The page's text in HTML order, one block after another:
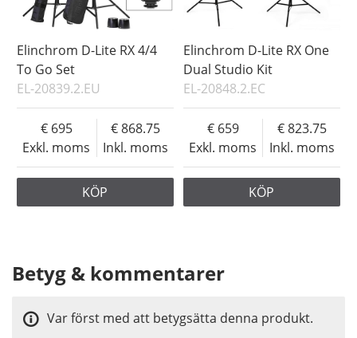
Elinchrom D-Lite RX 4/4
To Go Set
EL-20839.2.EU
Exkl. moms
695
Inkl. moms
868.75
KÖP
Elinchrom D-Lite RX One
Dual Studio Kit
EL-20848.2.EC
Exkl. moms
659
Inkl. moms
823.75
KÖP
Betyg & kommentarer
Var först med att betygsätta denna produkt.